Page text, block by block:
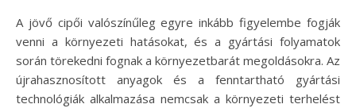
A jövő cipői valószínűleg egyre inkább figyelembe fogják
venni a környezeti hatásokat, és a gyártási folyamatok
során törekedni fognak a környezetbarát megoldásokra. Az
újrahasznosított anyagok és a fenntartható gyártási
technológiák alkalmazása nemcsak a környezeti terhelést